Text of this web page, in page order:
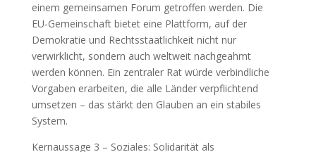
einem gemeinsamen Forum getroffen werden. Die
EU‑Gemeinschaft bietet eine Plattform, auf der
Demokratie und Rechtsstaatlichkeit nicht nur
verwirklicht, sondern auch weltweit nachgeahmt
werden können. Ein zentraler Rat würde verbindliche
Vorgaben erarbeiten, die alle Länder verpflichtend
umsetzen – das stärkt den Glauben an ein stabiles
System.
Kernaussage 3 – Soziales: Solidarität als